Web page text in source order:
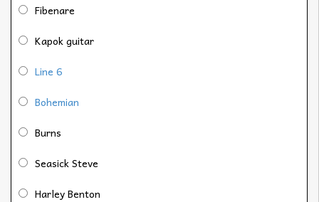
Fibenare
Kapok guitar
Line 6
Bohemian
Burns
Seasick Steve
Harley Benton